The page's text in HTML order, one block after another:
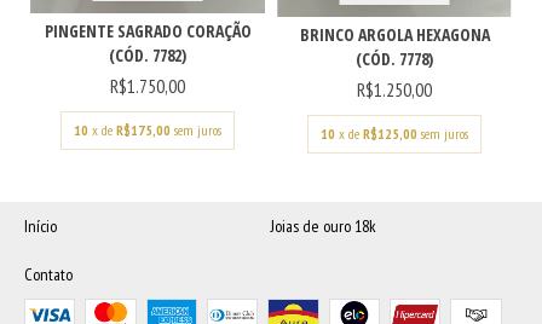
PINGENTE SAGRADO CORAÇÃO
(CÓD. 7782)
R$1.750,00
10 x de R$175,00 sem juros
BRINCO ARGOLA HEXAGONA
(CÓD. 7778)
R$1.250,00
10 x de R$125,00 sem juros
Início Joias de ouro 18k
Contato